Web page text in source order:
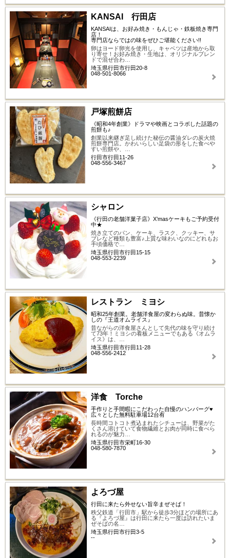
KANSAI 行田店
KANSAIは、お好み焼き・もんじゃ・鉄板焼き専門
店！
専門店ならではの味をぜひご堪能ください!!
卵はヨード卵光を使用し、キャベツは産地から取
り寄せ！お好み焼き・生地は、オリジナルブレン
ドで混ぜ合わ…
埼玉県行田市行田20-8
048-501-8066
戸塚煎餅店
《昭和4年創業》ドラマや映画とコラボした話題の
煎餅も♪
創業以来継ぎ足し続けた秘伝の醤油ダレの炭火焼
煎餅専門店。かわいらしい足袋の形をした食べや
すい煎餅や、…
行田市行田11-26
048-556-3467
シャロン
《行田の老舗洋菓子店》X’masケーキもご予約受付
中★
焼き立てのパン、ケーキ、ラスク、クッキー、サ
ブレなど種類も豊富♪上質な味わいなのにどれもお
手頃価格で…
埼玉県行田市行田15-15
048-553-2239
レストラン ミヨシ
昭和25年創業。老舗洋食屋の変わらぬ味。昔懐か
しの『王道オムライス』
昔ながらの洋食屋さんとして先代の味を守り続け
て73年！ミヨシの看板メニューでもある《オムラ
イス》は、…
埼玉県行田市行田11-28
048-556-2412
洋食 Torche
手作りと手間暇にこだわった自慢のハンバーグ♥
広々とした無料駐車場12台有
長時間コトコト煮込まれたシチューは、野菜がた
くさん溶けていて食物繊維とお肉が同時に食べら
れるのが魅力…
埼玉県行田市栄町16-30
048-580-7870
よろづ屋
行田に来たら外せない旨辛まぜそば！
秩父鉄道「行田市」駅から徒歩3分ほどの場所にあ
る『よろづ屋』は行田に来たら一度は訪れたいま
ぜそばの名…
埼玉県行田市行田3-5
--